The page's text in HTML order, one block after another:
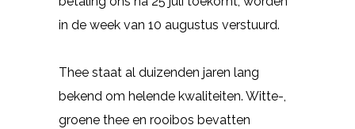
in de week van 10 augustus verstuurd.
Thee staat al duizenden jaren lang
bekend om helende kwaliteiten. Witte-,
groene thee en rooibos bevatten